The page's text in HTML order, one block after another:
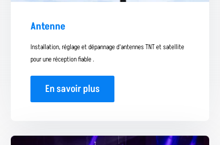
Antenne
Installation, réglage et dépannage d’antennes TNT et satellite
pour une réception fiable .
En savoir plus